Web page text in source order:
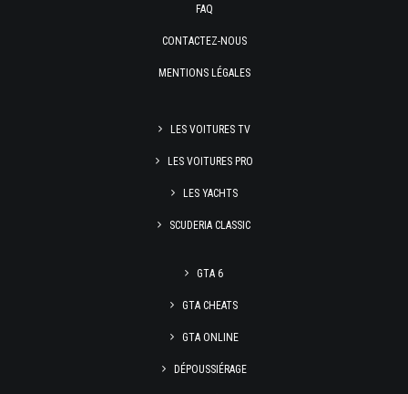
FAQ
CONTACTEZ-NOUS
MENTIONS LÉGALES
LES VOITURES TV
LES VOITURES PRO
LES YACHTS
SCUDERIA CLASSIC
GTA 6
GTA CHEATS
GTA ONLINE
DÉPOUSSIÉRAGE